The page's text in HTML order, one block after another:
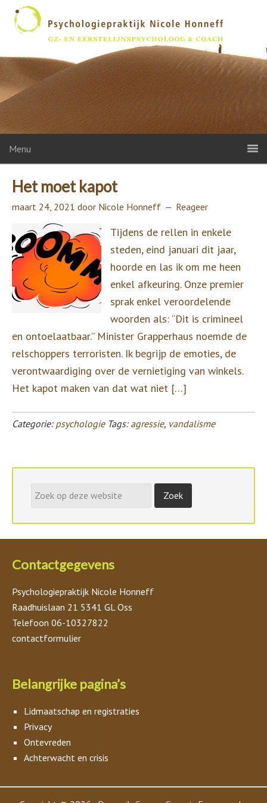
Menu
Het moet kapot
maart 24, 2021 door Nicole Honneff Reageer
Tijdens de rellen in enkele
steden, eind januari dit jaar,
hoorde en las ik om me heen
enkel afkeuring. Onze premier
sprak enkel veroordelende
woorden als: “Dit is crimineel
en ontoelaatbaar.” Minister Grapperhaus noemde de
relschoppers terroristen. Ik begrijp de emoties, de
verontwaardiging over de vernietiging van winkels.
Het kapot maken van dat wat niet […]
Categorie: psychologie Tags: agressie, vandalisme
Contactgegevens
Psychologiepraktijk Nicole Honneff
Raadhuislaan 21 5341 GL Oss
Telefoon 06-10327822
contactformulier
Belangrijke pagina’s
Lidmaatschap en registraties
Privacy
Ontevreden
Achterwacht en crisis